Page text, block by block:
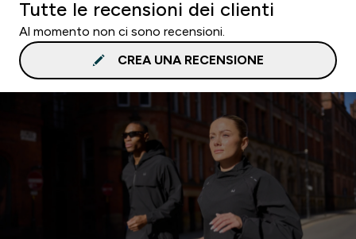
Tutte le recensioni dei clienti
Al momento non ci sono recensioni.
CREA UNA RECENSIONE